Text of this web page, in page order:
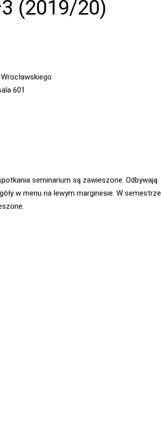
(2019/20)
601
seminarium są zawieszone. Odbywają
w menu na lewym marginesie. W semestrze